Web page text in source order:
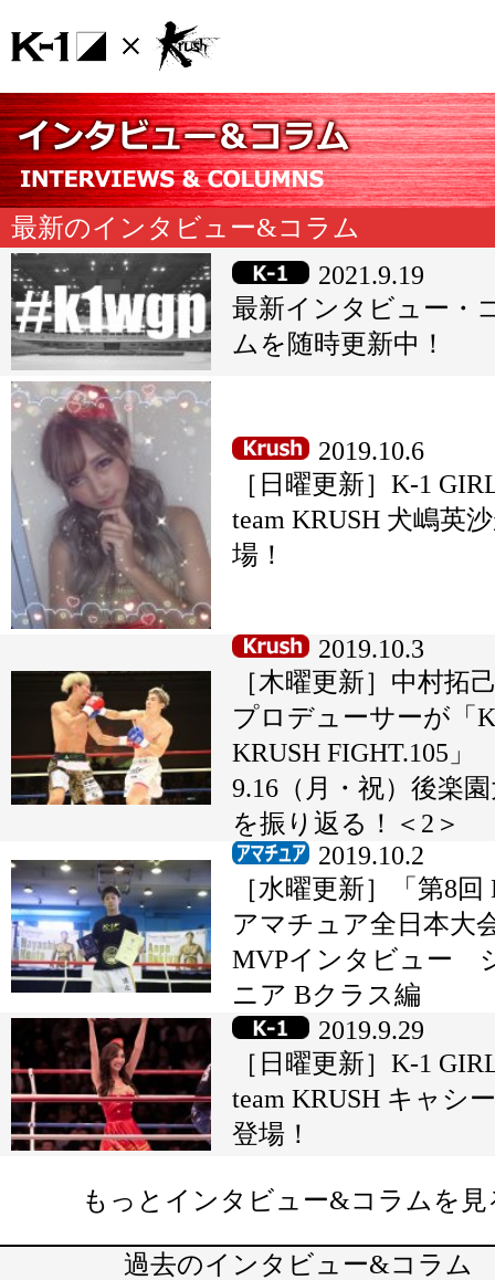
最新のインタビュー&コラム
2021.9.19
最新インタビュー・
ムを随時更新中！
2019.10.6
［日曜更新］K-1
team KRUSH 犬嶋英
場！
2019.10.3
［木曜更新］中村拓
プロデューサーが「
KRUSH FIGHT.105」
9.16（月・祝）後楽
を振り返る！＜2＞
2019.10.2
［水曜更新］「第8回
アマチュア全日本大
MVPインタビュー
ニア Bクラス編
2019.9.29
［日曜更新］K-1
team KRUSH キャシ
登場！
もっとインタビュー&コラムを見
過去のインタビュー&コラム